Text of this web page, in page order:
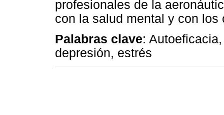
profesionales de la
con la salud mental y con
Palabras clave:
depresión, estrés